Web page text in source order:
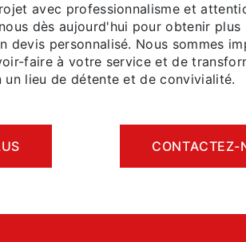
avec professionnalisme et
dès aujourd'hui pour obtenir plus
devis personnalisé. Nous sommes
faire à votre service et de
un lieu de détente et de convivialité.
CONTACTEZ-